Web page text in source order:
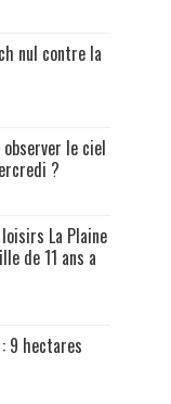
nul contre la
le ciel
?
La Plaine
de 11 ans a
9 hectares